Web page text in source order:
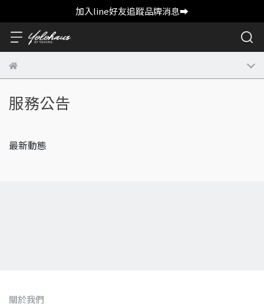
加入line好友追蹤品牌消息➡️
服務公告
最新動態
關於我們